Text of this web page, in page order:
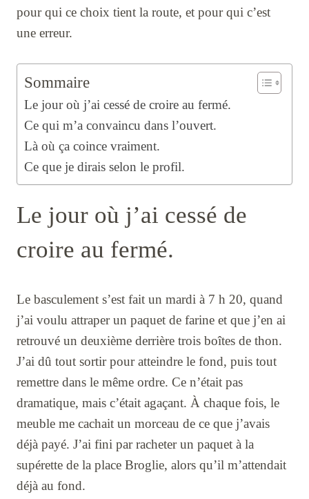
pour qui ce choix tient la route, et pour qui c’est
une erreur.
Sommaire
Le jour où j’ai cessé de croire au fermé.
Ce qui m’a convaincu dans l’ouvert.
Là où ça coince vraiment.
Ce que je dirais selon le profil.
Le jour où j’ai cessé de
croire au fermé.
Le basculement s’est fait un mardi à 7 h 20, quand
j’ai voulu attraper un paquet de farine et que j’en ai
retrouvé un deuxième derrière trois boîtes de thon.
J’ai dû tout sortir pour atteindre le fond, puis tout
remettre dans le même ordre. Ce n’était pas
dramatique, mais c’était agaçant. À chaque fois, le
meuble me cachait un morceau de ce que j’avais
déjà payé. J’ai fini par racheter un paquet à la
supérette de la place Broglie, alors qu’il m’attendait
déjà au fond.